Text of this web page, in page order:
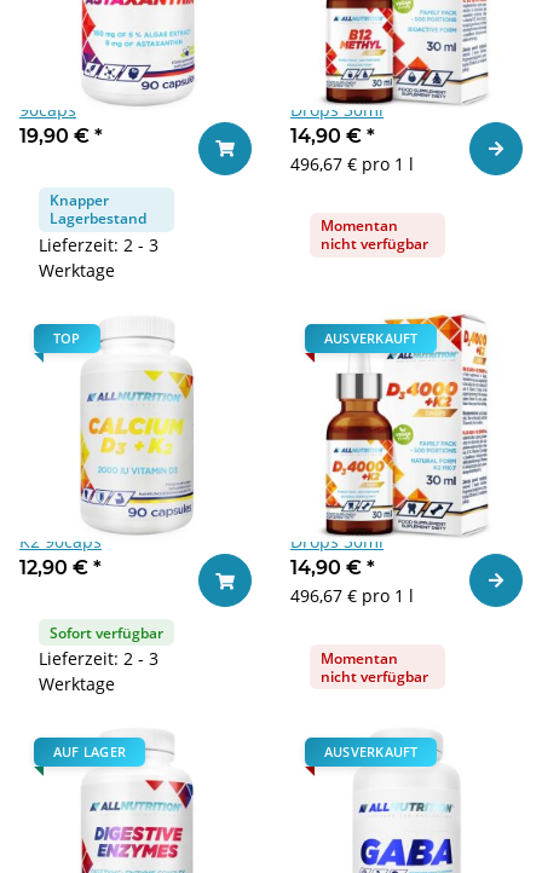
Allnutrition Astaxanthin
90caps
19,90 € *
Knapper
Lagerbestand
Lieferzeit: 2 - 3
Werktage
In den Warenkorb
Allnutrition B12 Methyl
Drops 30ml
14,90 € *
496,67 € pro 1 l
Momentan
nicht verfügbar
Zum
TOP
ALLNUTRITION Calcium D3 +
K2 90caps
12,90 € *
Sofort verfügbar
Lieferzeit: 2 - 3
Werktage
In den Warenkorb
AUSVERKAUFT
Allnutrition D3 4000 +K2
Drops 30ml
14,90 € *
496,67 € pro 1 l
Momentan
nicht verfügbar
Zum
AUF LAGER AUSVERKAUFT